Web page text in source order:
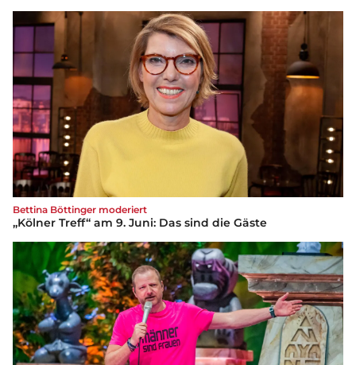
Bettina Böttinger moderiert
„Kölner Treff“ am 9. Juni: Das sind die Gäste